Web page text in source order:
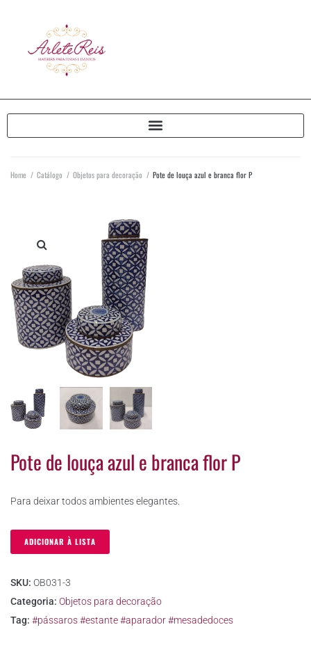
Home / Catálogo / Objetos para decoração / Pote de louça azul e branca flor P
Pote de louça azul e branca flor P
Para deixar todos ambientes elegantes.
ADICIONAR À LISTA
SKU: OB031-3
Categoria: Objetos para decoração
Tag: #pássaros #estante #aparador #mesadedoces